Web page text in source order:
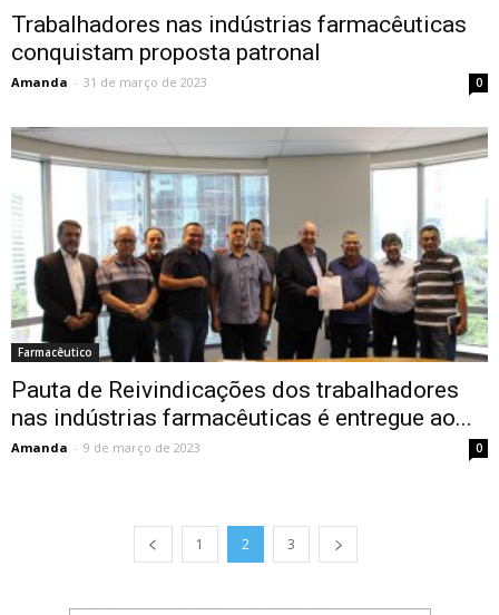
Trabalhadores nas indústrias farmacêuticas
conquistam proposta patronal
Amanda - 31 de março de 2023 0
Farmacêutico
Pauta de Reivindicações dos trabalhadores
nas indústrias farmacêuticas é entregue ao...
Amanda - 9 de março de 2023 0
1 2 3